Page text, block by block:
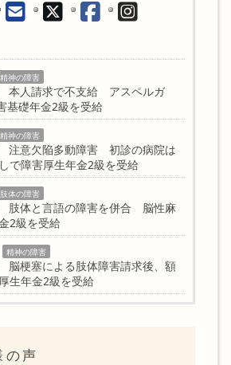
精神の障害
本人請求で不支給 アスペルガ
基礎年金2級を受給
精神の障害
注意欠陥多動障害 初診の病院は
で障害厚生年金2級を受給
肢体の障害
肢体と言語の障害を併合 脳性麻
2級を受給
精神の障害
梗塞による肢体障害請求後、額
生年金2級を受給
の声